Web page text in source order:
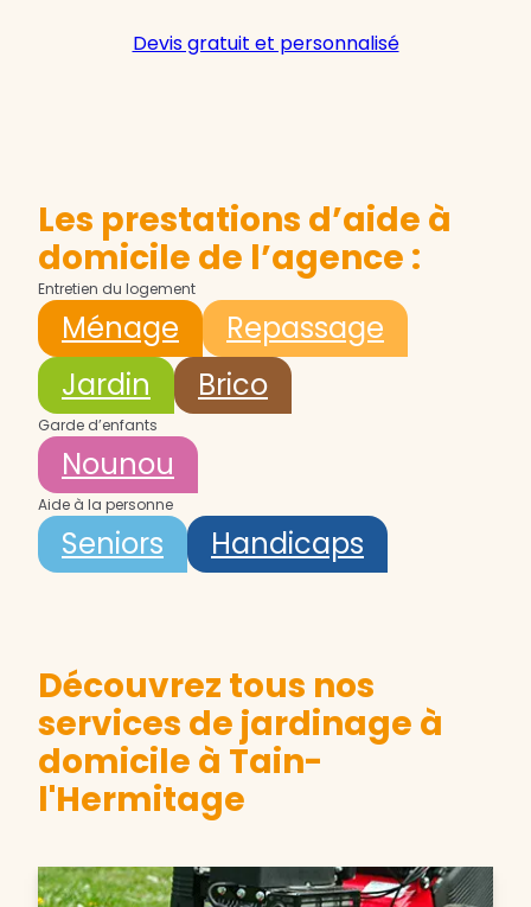
Devis gratuit et personnalisé
Les prestations d’aide à
domicile de l’agence :
Entretien du logement
Ménage
Repassage
Jardin
Brico
Garde d’enfants
Nounou
Aide à la personne
Seniors Handicaps
Découvrez tous nos
services de jardinage à
domicile à Tain-
l'Hermitage